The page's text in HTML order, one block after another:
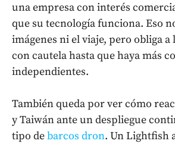
una empresa con interés
que su tecnología funciona. Eso
imágenes ni el viaje, pero obliga
con cautela hasta que haya más
independientes.
También queda por ver cómo
y Taiwán ante un despliegue
tipo debarcos dron. Un Lightfish